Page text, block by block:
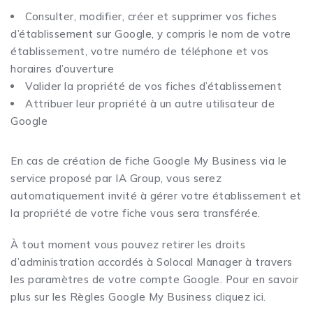
Consulter, modifier, créer et supprimer vos fiches
d’établissement sur Google, y compris le nom de votre
établissement, votre numéro de téléphone et vos
horaires d’ouverture
Valider la propriété de vos fiches d’établissement
Attribuer leur propriété à un autre utilisateur de
Google
En cas de création de fiche Google My Business via le
service proposé par IA Group, vous serez
automatiquement invité à gérer votre établissement et
la propriété de votre fiche vous sera transférée.
À tout moment vous pouvez retirer les droits
d’administration accordés à Solocal Manager à travers
les paramètres de votre compte Google. Pour en savoir
plus sur les Règles Google My Business cliquez ici.